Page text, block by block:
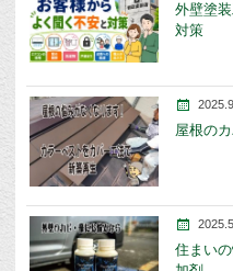
外壁塗
対策
屋根の
住まい